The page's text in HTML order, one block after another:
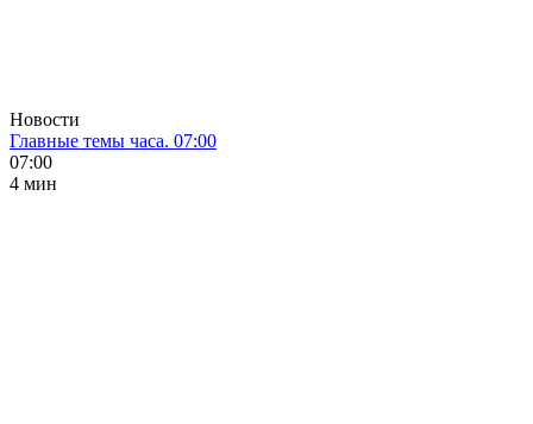
Новости
Главные темы часа. 07:00
07:00
4 мин